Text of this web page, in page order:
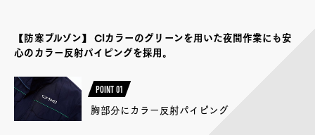
【防寒ブルゾン】 CIカラーのグリーンを用いた夜間作業にも安
心のカラー反射パイピングを採用。
POINT 01
胸部分にカラー反射パイピング